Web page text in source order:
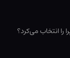
را انتخاب می‌کرد؟